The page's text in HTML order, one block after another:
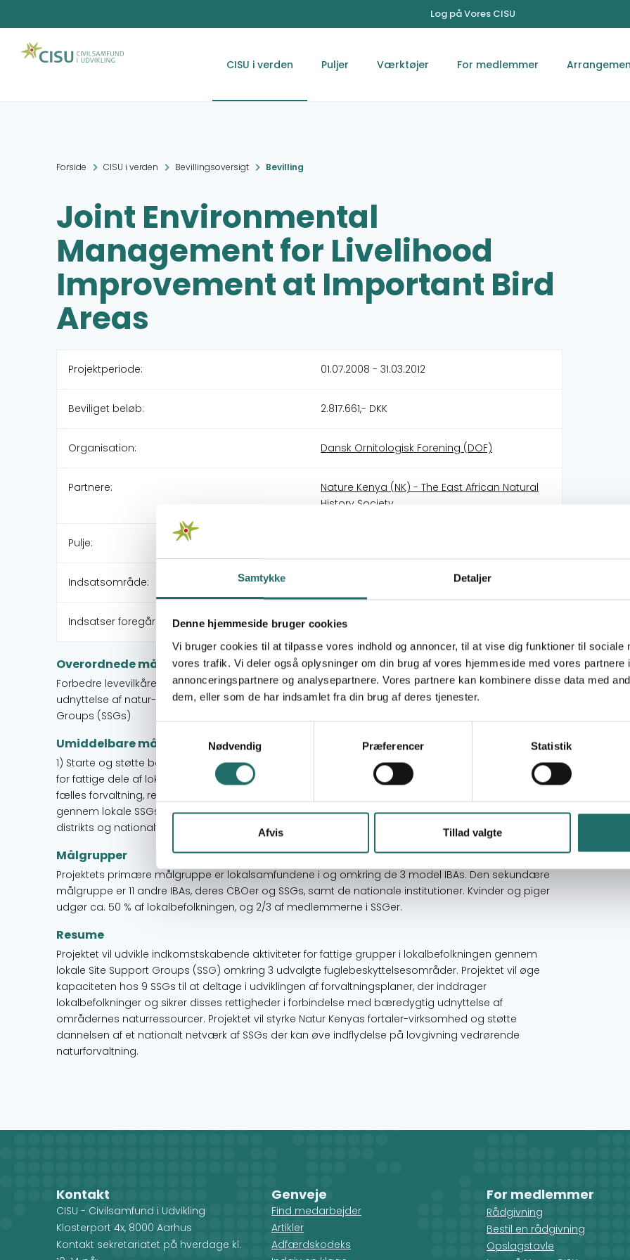
Samtykke Detaljer
Denne hjemmeside bruger cookies
Vi bruger cookies til at tilpasse vores indhold og annoncer, til at vise dig funktioner til sociale
vores trafik. Vi deler også oplysninger om din brug af vores hjemmeside med vores partnere
annonceringspartnere og analysepartnere. Vores partnere kan kombinere disse data med
dem, eller som de har indsamlet fra din brug af deres tjenester.
Nødvendig
Præferencer Statistik
Afvis Tillad valgte
Log på Vores CISU
CISU i verden Puljer Værktøjer For medlemmer
Forside CISU i verden Bevillingsoversigt Bevilling
Joint Environmental
Management for Livelihood
Improvement at Important Bird
Areas
Projektperiode: 01.07.2008 - 31.03.2012
Beviliget beløb: 2.817.661,- DKK
Organisation: Dansk Ornitologisk Forening (DOF)
Partnere:
Nature Kenya (NK) - The East African Natural
History Society
Pulje:
Indsatsområde:
Indsatser foregår i: Kenya
Overordnede mål
Forbedre levevilkårene for den fattige del af lokalsamfundene gennem udvikling af bæredygtig
udnyttelse af natur-ressourcerne ved Important Bird Areas (IBAs) og styrkelse af lokale Site Support
Groups (SSGs)
Umiddelbare mål
1) Starte og støtte bæredygtige, naturbaserede indkomstskabende aktiviteter og strategier til gavn
for fattige dele af lokalsamfundene 2) Styrke lokalsamfundsorganisationers kapacitet til at indgå i
fælles forvaltning, regulering og monitorering af bæredygtig udnyttelse af naturressourcerne
gennem lokale SSGs 3) Styrke evnen til fortalervirksomhed for en bæredygtig forvaltning af IBAs på
distrikts og nationalt niveau
Målgrupper
Projektets primære målgruppe er lokalsamfundene i og omkring de 3 model IBAs. Den sekundære
målgruppe er 11 andre IBAs, deres CBOer og SSGs, samt de nationale institutioner. Kvinder og piger
udgør ca. 50 % af lokalbefolkningen, og 2/3 af medlemmerne i SSGer.
Resume
Projektet vil udvikle indkomstskabende aktiviteter for fattige grupper i lokalbefolkningen gennem
lokale Site Support Groups (SSG) omkring 3 udvalgte fuglebeskyttelsesområder. Projektet vil øge
kapaciteten hos 9 SSGs til at deltage i udviklingen af forvaltningsplaner, der inddrager
lokalbefolkninger og sikrer disses rettigheder i forbindelse med bæredygtig udnyttelse af
områdernes naturressourcer. Projektet vil styrke Natur Kenyas fortaler-virksomhed og støtte
dannelsen af et nationalt netværk af SSGs der kan øve indflydelse på lovgivning vedrørende
naturforvaltning.
Kontakt
CISU - Civilsamfund i Udvikling
Klosterport 4x, 8000 Aarhus
Kontakt sekretariatet på hverdage kl.
Genveje
Find medarbejder
Artikler
Adfærdskodeks
For medlemmer
Rådgivning
Bestil en rådgivning
Opslagstavle